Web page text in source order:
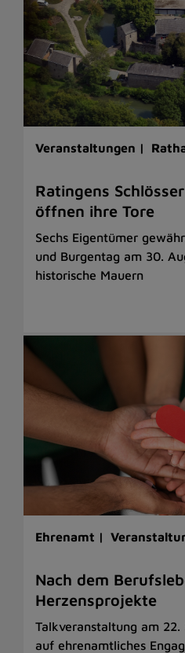
Veranstaltungen |
Ratingens
öffnen ihre Tore
Sechs Eigentümer
und Burgentag am 30.
historische Mauern
Ehrenamt |
Nach dem
Herzensprojekte
Talkveranstaltung am
auf ehrenamtliches